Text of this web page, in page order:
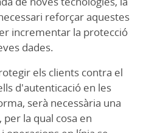
reforçar aquestes
incrementar la protecció
dades.
els clients contra el
d'autenticació en les
serà necessària una
per la qual cosa en